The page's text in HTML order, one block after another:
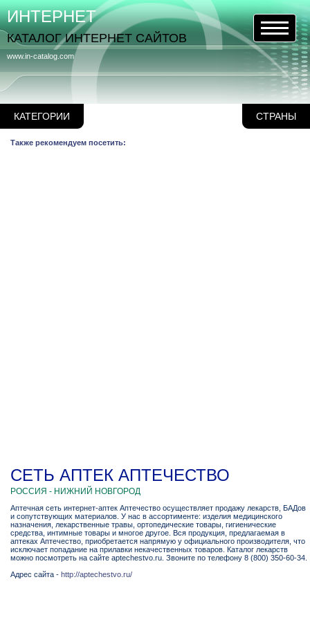
КАТЕГОРИИ СТРАНЫ
www.in-catalog.com
ИНТЕРНЕТ
КАТАЛОГ ИНТЕРНЕТ САЙТОВ
Также рекомендуем посетить:
СЕТЬ АПТЕК АПТЕЧЕСТВО
РОССИЯ - НИЖНИЙ НОВГОРОД
Аптечная сеть интернет-аптек Аптечество осуществляет продажу лекарств, БАДов
и сопутствующих материалов. У нас в ассортименте: изделия медицинского
назначения, лекарственные травы, ортопедические товары, гигиенические
средства, интимные товары и многое другое. Вся продукция, предлагаемая в
аптеках Аптечество, приобретается напрямую у официального производителя, что
исключает попадание на прилавки некачественных товаров. Каталог лекарств
можно посмотреть на сайте aptechestvo.ru. Звоните по телефону 8 (800) 350-60-34.
Адрес сайта - http://aptechestvo.ru/